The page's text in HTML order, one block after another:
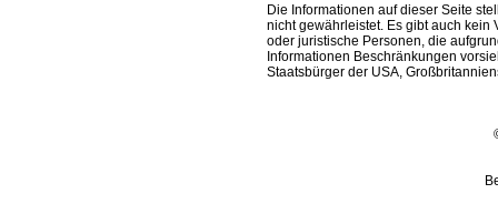
Die Informationen auf dieser Seite
nicht gewährleistet. Es gibt auch kein
oder juristische Personen, die
Informationen Beschränkungen
Staatsbürger der USA,